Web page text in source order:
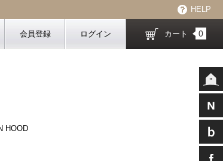
HELP
会員登録 ログイン カート 0
HOOD